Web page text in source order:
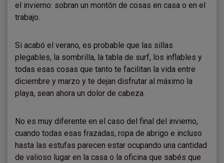
el invierno: sobran un montón de cosas en casa o en el
trabajo.
Si acabó el verano, es probable que las sillas
plegables, la sombrilla, la tabla de surf, los inflables y
todas esas cosas que tanto te facilitan la vida entre
diciembre y marzo y te dejan disfrutar al máximo la
playa, sean ahora un dolor de cabeza.
No es muy diferente en el caso del final del invierno,
cuando todas esas frazadas, ropa de abrigo e incluso
hasta las estufas parecen estar ocupando una cantidad
de valioso lugar en la casa o la oficina que sabés que